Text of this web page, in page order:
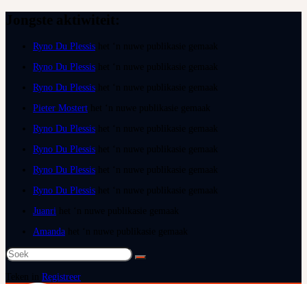
Ryno Du Plessis
Ryno Du Plessis
Ryno Du Plessis
Pieter Mostert
Ryno Du Plessis
Ryno Du Plessis
Ryno Du Plessis
Ryno Du Plessis
Juanri
Amanda
Soek
na:
Registreer